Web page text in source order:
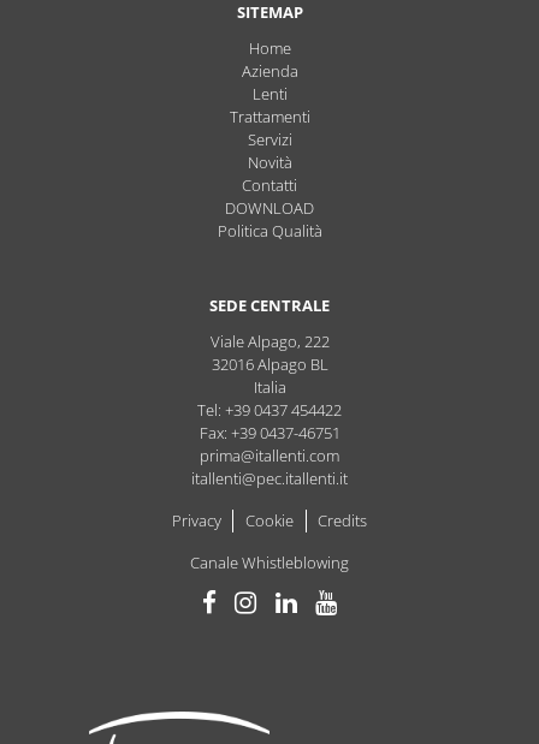
SITEMAP
Home
Azienda
Lenti
Trattamenti
Servizi
Novità
Contatti
DOWNLOAD
Politica Qualità
SEDE CENTRALE
Viale Alpago, 222
32016Alpago BL
Italia
Tel: +39 0437 454422
Fax: +39 0437-46751
prima@itallenti.com
itallenti@pec.itallenti.it
Privacy
Cookie
Credits
Canale Whistleblowing